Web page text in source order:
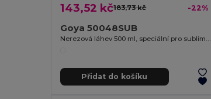
143,52 kč183,73 kč -22%
Goya 50048SUB
Nerezová láhev 500 ml, speciální pro sublimaci SODITA
Přidat do košíku